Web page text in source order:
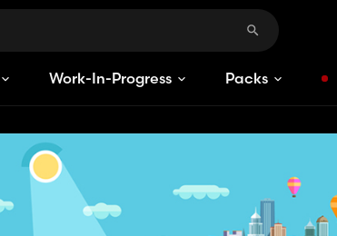
Work-In-Progress Packs